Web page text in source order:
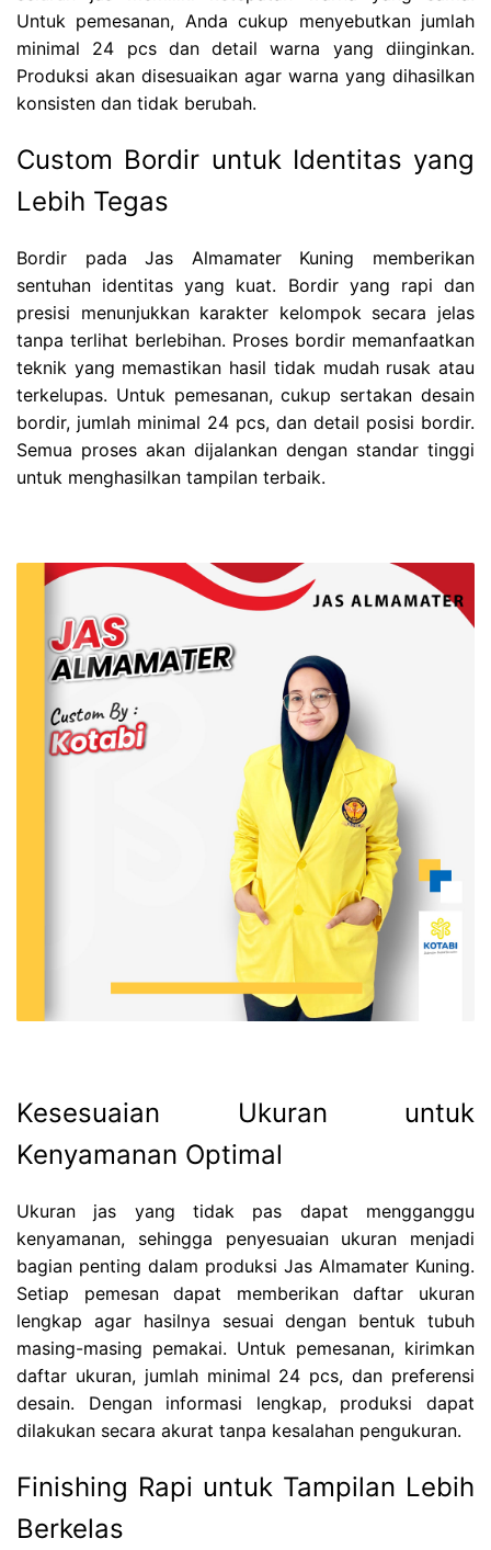
Untuk pemesanan, Anda cukup menyebutkan jumlah
minimal 24 pcs dan detail warna yang diinginkan.
Produksi akan disesuaikan agar warna yang dihasilkan
konsisten dan tidak berubah.
Custom Bordir untuk Identitas yang
Lebih Tegas
Bordir pada Jas Almamater Kuning memberikan
sentuhan identitas yang kuat. Bordir yang rapi dan
presisi menunjukkan karakter kelompok secara jelas
tanpa terlihat berlebihan. Proses bordir memanfaatkan
teknik yang memastikan hasil tidak mudah rusak atau
terkelupas. Untuk pemesanan, cukup sertakan desain
bordir, jumlah minimal 24 pcs, dan detail posisi bordir.
Semua proses akan dijalankan dengan standar tinggi
untuk menghasilkan tampilan terbaik.
Kesesuaian Ukuran untuk
Kenyamanan Optimal
Ukuran jas yang tidak pas dapat mengganggu
kenyamanan, sehingga penyesuaian ukuran menjadi
bagian penting dalam produksi Jas Almamater Kuning.
Setiap pemesan dapat memberikan daftar ukuran
lengkap agar hasilnya sesuai dengan bentuk tubuh
masing-masing pemakai. Untuk pemesanan, kirimkan
daftar ukuran, jumlah minimal 24 pcs, dan preferensi
desain. Dengan informasi lengkap, produksi dapat
dilakukan secara akurat tanpa kesalahan pengukuran.
Finishing Rapi untuk Tampilan Lebih
Berkelas